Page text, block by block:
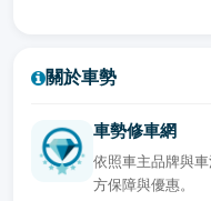
關於車勢
車勢修車網
依照車主品牌與
方保障與優惠。